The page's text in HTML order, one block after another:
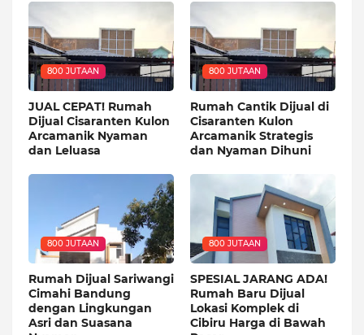
800 JUTAAN
JUAL CEPAT! Rumah
Dijual Cisaranten Kulon
Arcamanik Nyaman
dan Leluasa
800 JUTAAN
Rumah Cantik Dijual di
Cisaranten Kulon
Arcamanik Strategis
dan Nyaman Dihuni
800 JUTAAN
Rumah Dijual Sariwangi
Cimahi Bandung
dengan Lingkungan
Asri dan Suasana
800 JUTAAN
SPESIAL JARANG ADA!
Rumah Baru Dijual
Lokasi Komplek di
Cibiru Harga di Bawah